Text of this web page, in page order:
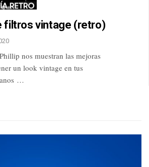
filtros vintage (retro)
nos muestran las mejoras
un look vintage en tus
…